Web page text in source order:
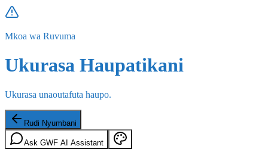
Mkoa wa Ruvuma
Ukurasa Haupatikani
Ukurasa unaoutafuta haupo.
Rudi Nyumbani
Ask GWF AI Assistant